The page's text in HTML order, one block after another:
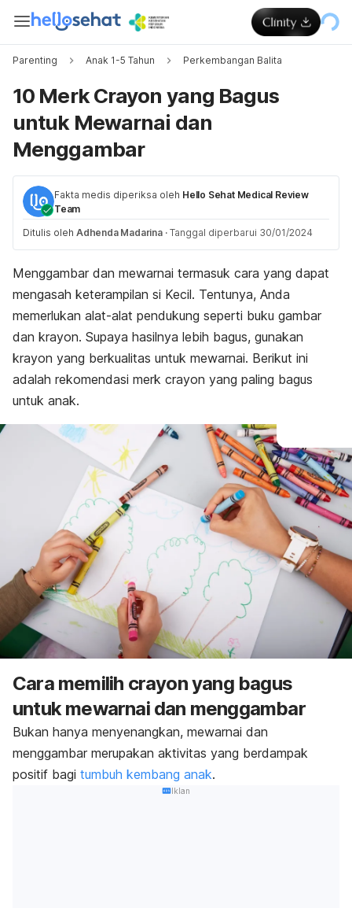
Parenting Anak 1-5 Tahun Perkembangan Balita
10 Merk Crayon yang Bagus
untuk Mewarnai dan
Menggambar
Fakta medis diperiksa oleh Hello Sehat Medical Review
Team
Ditulis oleh Adhenda Madarina · Tanggal diperbarui 30/01/2024
Menggambar dan mewarnai termasuk cara yang dapat
mengasah keterampilan si Kecil. Tentunya, Anda
memerlukan alat-alat pendukung seperti buku gambar
dan krayon. Supaya hasilnya lebih bagus, gunakan
krayon yang berkualitas untuk mewarnai. Berikut ini
adalah rekomendasi merk crayon yang paling bagus
untuk anak.
Cara memilih crayonyang bagus
untuk mewarnai dan menggambar
Bukan hanya menyenangkan, mewarnai dan
menggambar merupakan aktivitas yang berdampak
positif bagi tumbuh kembang anak.
Iklan